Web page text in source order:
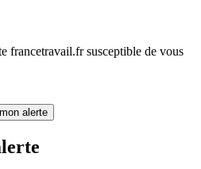
francetravail.fr susceptible de vous
alerte